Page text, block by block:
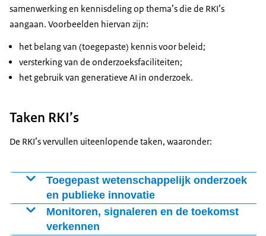
samenwerking en kennisdeling op thema’s die de RKI’s
aangaan. Voorbeelden hiervan zijn:
het belang van (toegepaste) kennis voor beleid;
versterking van de onderzoeksfaciliteiten;
het gebruik van generatieve AI in onderzoek.
Taken RKI’s
De RKI’s vervullen uiteenlopende taken, waaronder:
Toegepast wetenschappelijk onderzoek
en publieke innovatie
Onafhankelijk wetenschappelijk onderzoek naar
actuele maatschappelijke vraagstukken. Nieuwe kennis
Monitoren, signaleren en de toekomst
verkennen